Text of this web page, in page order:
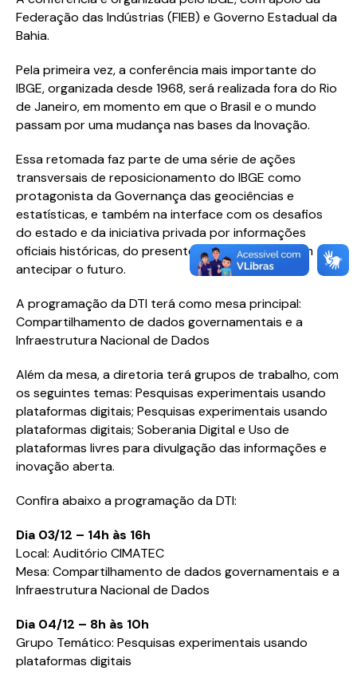
Federação das Indústrias (FIEB) e Governo Estadual da
Bahia.
Pela primeira vez, a conferência mais importante do
IBGE, organizada desde 1968, será realizada fora do Rio
de Janeiro, em momento em que o Brasil e o mundo
passam por uma mudança nas bases da Inovação.
Essa retomada faz parte de uma série de ações
transversais de reposicionamento do IBGE como
protagonista da Governança das geociências e
estatísticas, e também na interface com os desafios
do estado e da iniciativa privada por informações
oficiais históricas, do presente e como elas podem
antecipar o futuro.
A programação da DTI terá como mesa principal:
Compartilhamento de dados governamentais e a
Infraestrutura Nacional de Dados
Além da mesa, a diretoria terá grupos de trabalho, com
os seguintes temas: Pesquisas experimentais usando
plataformas digitais; Pesquisas experimentais usando
plataformas digitais; Soberania Digital e Uso de
plataformas livres para divulgação das informações e
inovação aberta.
Confira abaixo a programação da DTI:
Dia 03/12 – 14h às 16h
Local: Auditório CIMATEC
Mesa: Compartilhamento de dados governamentais e a
Infraestrutura Nacional de Dados
Dia 04/12 – 8h às 10h
Grupo Temático: Pesquisas experimentais usando
plataformas digitais